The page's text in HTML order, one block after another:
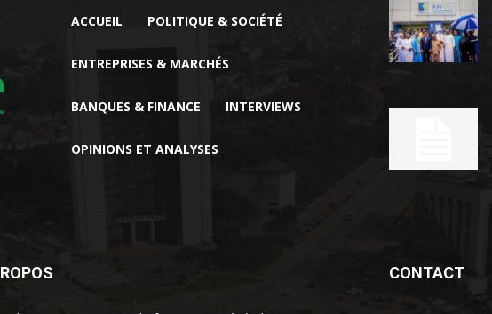
ACCUEIL POLITIQUE & SOCIÉTÉ
ENTREPRISES & MARCHÉS
BANQUES & FINANCE INTERVIEWS
OPINIONS ET ANALYSES
CONTACT